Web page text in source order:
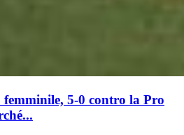
femminile, 5-0 contro la Pro